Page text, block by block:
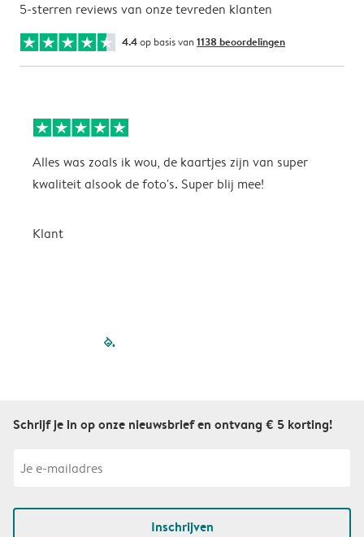
5-sterren reviews van onze tevreden klanten
4.4op basis van 1138 beoordelingen
Alles was zoals ik wou, de kaartjes zijn van super
kwaliteit alsook de foto's. Super blij mee!
Klant
filled-pagination
Schrijf je in op onze nieuwsbrief en ontvang € 5 korting!
Inschrijven